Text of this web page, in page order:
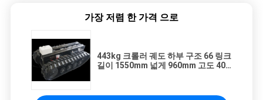
가장 저렴 한 가격 으로
443kg 크롤러 궤도 하부 구조 66 링크
길이 1550mm 넓게 960mm 고도 400